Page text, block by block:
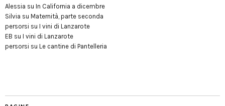
Alessia su In California a dicembre
Silvia su Maternità, parte seconda
persorsi su I vini di Lanzarote
EB su I vini di Lanzarote
persorsi su Le cantine di Pantelleria